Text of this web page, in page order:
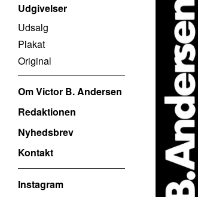
Udgivelser
Udsalg
Plakat
Original
Om Victor B. Andersen
Redaktionen
Nyhedsbrev
Kontakt
Instagram